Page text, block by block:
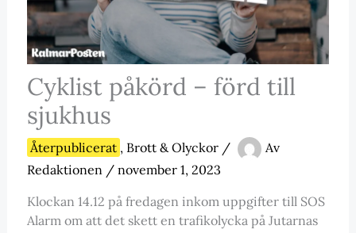
Cyklist påkörd – förd till
sjukhus
Återpublicerat , Brott & Olyckor/
Av
Redaktionen / november 1, 2023
Klockan 14.12 på fredagen inkom uppgifter till SOS
Alarm om att det skett en trafikolycka på Jutarnas